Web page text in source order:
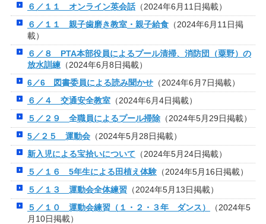
６／１１ オンライン英会話（2024年6月11日掲載）
６／１１ 親子歯磨き教室・親子給食（2024年6月11日掲
載）
６／８ PTA本部役員によるプール清掃、消防団（粟野）の
放水訓練（2024年6月8日掲載）
6／6 図書委員による読み聞かせ（2024年6月7日掲載）
６／４ 交通安全教室（2024年6月4日掲載）
５／２９ 全職員によるプール掃除（2024年5月29日掲載）
5／２５ 運動会（2024年5月28日掲載）
新入児による宝拾いについて （2024年5月24日掲載）
５／１６ 5年生による田植え体験（2024年5月16日掲載）
５／１３ 運動会全体練習（2024年5月13日掲載）
５／１０ 運動会練習（１・２・３年 ダンス）
（2024年5
月10日掲載）